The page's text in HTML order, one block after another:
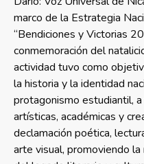
marco de la Estrategia
“Bendiciones y Victorias
conmemoración del
actividad tuvo como
la historia y la identidad
protagonismo estudiantil,
artísticas, académicas y
declamación poética,
arte visual, promoviendo